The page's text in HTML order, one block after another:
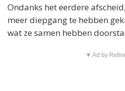
Ondanks het eerdere
meer diepgang te hebben
wat ze samen hebben
▼ Ad by